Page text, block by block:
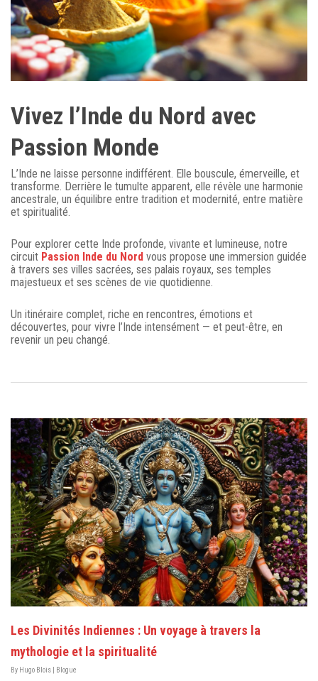
Vivez l’Inde du Nord avec
Passion Monde
L’Inde ne laisse personne indifférent. Elle bouscule, émerveille, et
transforme. Derrière le tumulte apparent, elle révèle une harmonie
ancestrale, un équilibre entre tradition et modernité, entre matière
et spiritualité.
Pour explorer cette Inde profonde, vivante et lumineuse, notre
circuit Passion Inde du Nord vous propose une immersion guidée
à travers ses villes sacrées, ses palais royaux, ses temples
majestueux et ses scènes de vie quotidienne.
Un itinéraire complet, riche en rencontres, émotions et
découvertes, pour vivre l’Inde intensément — et peut-être, en
revenir un peu changé.
Les Divinités Indiennes : Un voyage à travers la
mythologie et la spiritualité
By Hugo Blois Blogue